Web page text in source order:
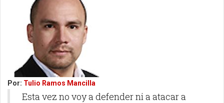
Por: Tulio Ramos Mancilla
Esta vez no voy a defender ni a atacar a